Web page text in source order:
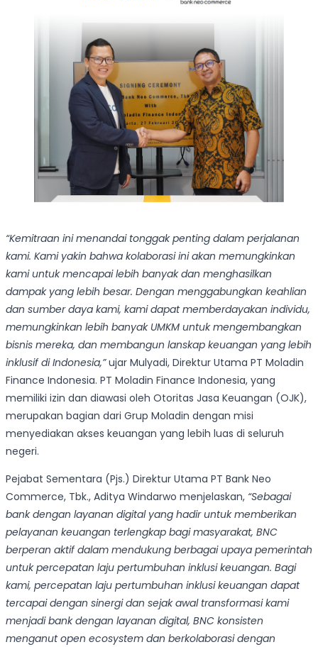
“Kemitraan ini menandai tonggak penting dalam perjalanan
kami. Kami yakin bahwa kolaborasi ini akan memungkinkan
kami untuk mencapai lebih banyak dan menghasilkan
dampak yang lebih besar. Dengan menggabungkan keahlian
dan sumber daya kami, kami dapat memberdayakan individu,
memungkinkan lebih banyak UMKM untuk mengembangkan
bisnis mereka, dan membangun lanskap keuangan yang lebih
inklusif di Indonesia,”ujar Mulyadi, Direktur Utama PT Moladin
Finance Indonesia. PT Moladin Finance Indonesia, yang
memiliki izin dan diawasi oleh Otoritas Jasa Keuangan (OJK),
merupakan bagian dari Grup Moladin dengan misi
menyediakan akses keuangan yang lebih luas di seluruh
negeri.
Pejabat Sementara (Pjs.) Direktur Utama PT Bank Neo
Commerce, Tbk., Aditya Windarwo menjelaskan, “Sebagai
bank dengan layanan digital yang hadir untuk memberikan
pelayanan keuangan terlengkap bagi masyarakat, BNC
berperan aktif dalam mendukung berbagai upaya pemerintah
untuk percepatan laju pertumbuhan inklusi keuangan. Bagi
kami, percepatan laju pertumbuhan inklusi keuangan dapat
tercapai dengan sinergi dan sejak awal transformasi kami
menjadi bank dengan layanan digital, BNC konsisten
menganut open ecosystem dan berkolaborasi dengan